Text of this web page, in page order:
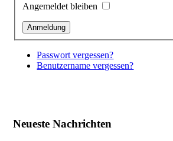
Angemeldet bleiben
Passwort vergessen?
Benutzername vergessen?
Neueste Nachrichten